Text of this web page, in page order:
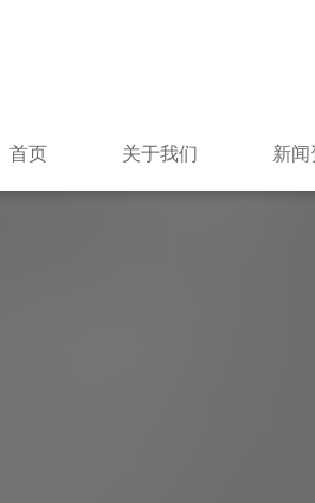
首页 关于我们 新闻